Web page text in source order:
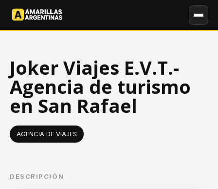
Joker Viajes E.V.T.-
Agencia de turismo
en San Rafael
AGENCIA DE VIAJES
DESCRIPCIÓN